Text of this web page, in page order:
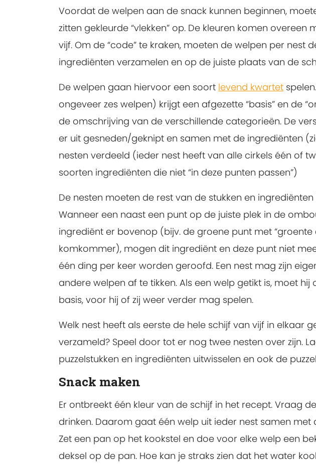
Voordat de welpen aan de snack kunnen beginnen,
zitten gekleurde “vlekken” op. De kleuren komen
vijf. Om de “code” te kraken, moeten de welpen per nest
ingrediënten verzamelen en op de juiste plaats van de
De welpen gaan hiervoor een soort levend kwartet
ongeveer zes welpen) krijgt een afgezette “basis” en de
de omschrijving van de verschillende categorieën. De
er uit gesneden/geknipt en samen met de ingrediënten
nesten verdeeld (ieder nest heeft van alle cirkels één of
soorten ingrediënten die niet “in deze punten passen”)
De nesten moeten de rest van de stukken en
Wanneer een naast een punt op de juiste plek in de
ingrediënt er bovenop (bijv. de groene punt met
komkommer), mogen dit ingrediënt en deze punt niet
één ding per keer worden geroofd. Een nest mag zijn
andere welpen af te tikken. Als een welp getikt is, moet
basis, voor hij of zij weer verder mag spelen.
Welk nest heeft als eerste de hele schijf van vijf in elkaar
verzameld? Speel door tot er nog twee nesten over zijn.
puzzelstukken en ingrediënten uitwisselen en ook de
Snack maken
Er ontbreekt één kleur van de schijf in het recept. Vraag
drinken. Daarom gaat één welp uit ieder nest samen
Zet een pan op het kookstel en doe voor elke welp een
deksel op de pan. Hoe kan je straks zien dat het water